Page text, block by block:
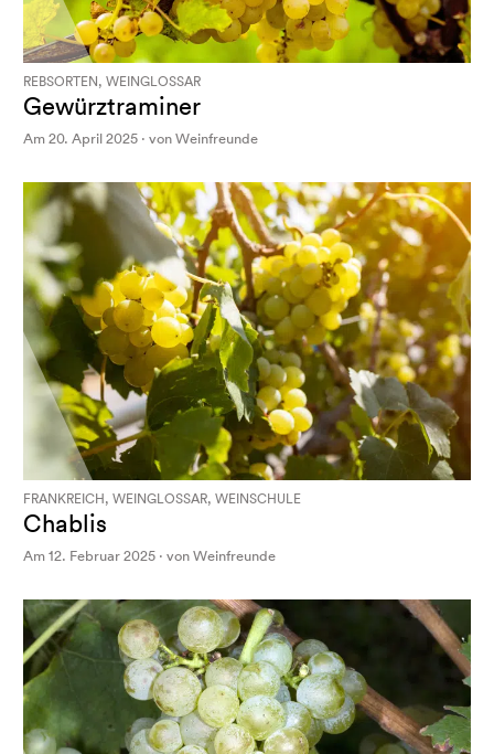
REBSORTEN, WEINGLOSSAR
Gewürztraminer
Am 20. April 2025 · von Weinfreunde
FRANKREICH, WEINGLOSSAR, WEINSCHULE
Chablis
Am 12. Februar 2025 · von Weinfreunde